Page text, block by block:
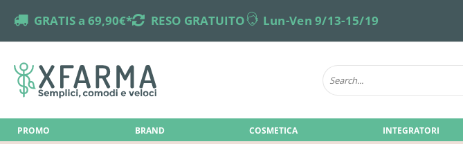
truck GRATIS a 69,90€*returns RESO GRATUITOonline-support Lun-Ven 9/13-15/19
PROMO BRAND COSMETICA INTEGRATORI